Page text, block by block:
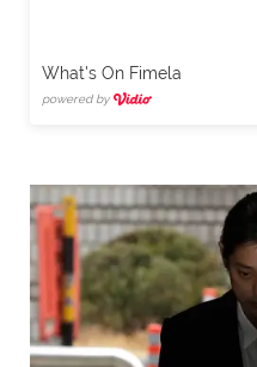
What's On Fimela
powered by